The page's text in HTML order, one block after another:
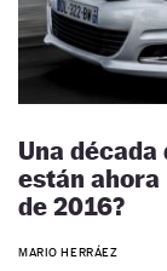
Una década
están ahora
de 2016?
MARIO HERRÁEZ